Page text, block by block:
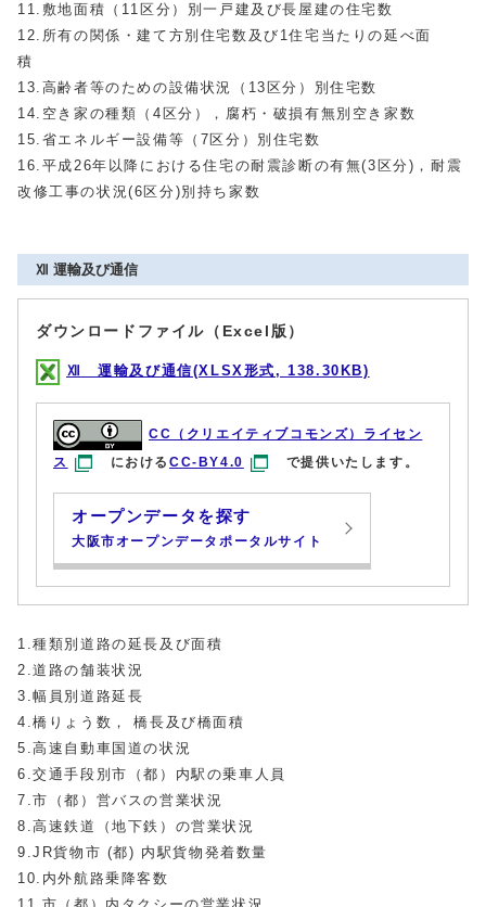
11.敷地面積（11区分）別一戸建及び長屋建の住宅数
12.所有の関係・建て方別住宅数及び1住宅当たりの延べ面
積
13.高齢者等のための設備状況（13区分）別住宅数
14.空き家の種類（4区分），腐朽・破損有無別空き家数
15.省エネルギー設備等（7区分）別住宅数
16.平成26年以降における住宅の耐震診断の有無(3区分)，耐震
改修工事の状況(6区分)別持ち家数
Ⅻ 運輸及び通信
ダウンロードファイル（Excel版）
Ⅻ 運輸及び通信(XLSX形式, 138.30KB)
CC（クリエイティブコモンズ）ライセン
ス
におけるCC-BY4.0 で提供いたします。
オープンデータを探す
大阪市オープンデータポータルサイト
1.種類別道路の延長及び面積
2.道路の舗装状況
3.幅員別道路延長
4.橋りょう数， 橋長及び橋面積
5.高速自動車国道の状況
6.交通手段別市（都）内駅の乗車人員
7.市（都）営バスの営業状況
8.高速鉄道（地下鉄）の営業状況
9.JR貨物市 (都) 内駅貨物発着数量
10.内外航路乗降客数